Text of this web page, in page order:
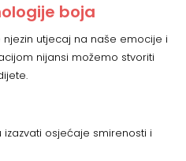
boja
utjecaj na naše emocije i
nijansi možemo stvoriti
osjećaje smirenosti i